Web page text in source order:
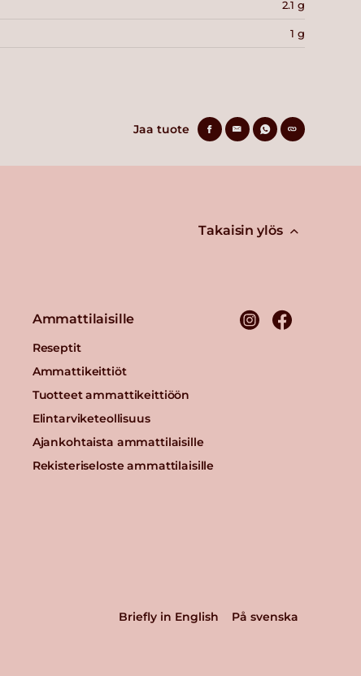
2.1 g
1 g
Jaa tuote
Takaisin ylös
Ammattilaisille
Reseptit
Ammattikeittiöt
Tuotteet ammattikeittiöön
Elintarviketeollisuus
Ajankohtaista ammattilaisille
Rekisteriseloste ammattilaisille
Briefly in English På svenska